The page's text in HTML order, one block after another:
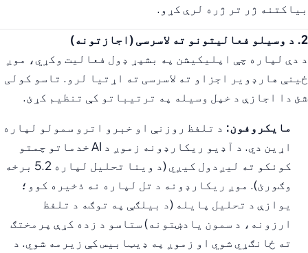
بیاکتنه ژر تر ژره لرې کړو.
2. د وسیلو فعالیتونو ته لاسرسی (اجازتونه)
د دې لپاره چې اپلیکیشن په بشپړ ډول فعالیت وکړي، موږ
ځینې هارډویر اجزاو ته لاسرسی ته اړتیا لرو. تاسو کولی
شئ دا اجازې د خپل وسیله په ترتیباتو کې تنظیم کړئ.
مایکروفون: د تلفظ روزنې او خبرو اترو سمولو لپاره
اړین دي. د آډیو ریکارډونه زموږ د AI خدماتو چمتو
کونکو ته لیږدول کیږي (د وینا تحلیل لپاره 5.2 برخه
وګورئ). موږ ریکارډونه د تل لپاره نه ذخیره کوو؛
یوازې د تحلیل پایله (د بیلګې په توګه د تلفظ
ارزونه، د سمون یادښتونه) ستاسو د زده کړې پرمختګ
ته ځانګړي شوي او زموږ په ډیټابیس کې زیرمه شوي. د